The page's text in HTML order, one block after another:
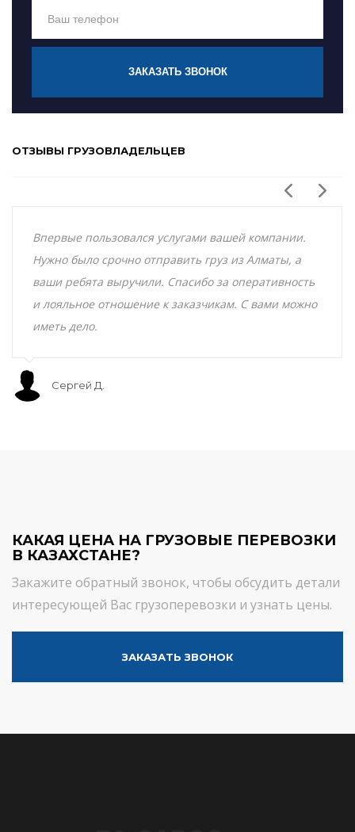
ЗАКАЗАТЬ ЗВОНОК
ОТЗЫВЫ ГРУЗОВЛАДЕЛЬЦЕВ
Впервые пользовался услугами вашей компании.
Нужно было срочно отправить груз из Алматы, а
ваши ребята выручили. Спасибо за оперативность
и лояльное отношение к заказчикам. С вами можно
иметь дело.
Сергей Д.
КАКАЯ ЦЕНА НА ГРУЗОВЫЕ ПЕРЕВОЗКИ
В КАЗАХСТАНЕ?
Закажите обратный звонок, чтобы обсудить детали
интересующей Вас грузоперевозки и узнать цены.
ЗАКАЗАТЬ ЗВОНОК